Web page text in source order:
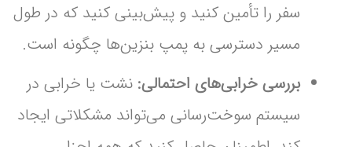
سفر را تأمین کنید و پیش‌بینی کنید که در طول
مسیر دسترسی به پمپ بنزین‌ها چگونه است.
بررسی خرابی‌های احتمالی: نشت یا خرابی در
سیستم سوخت‌رسانی می‌تواند مشکلاتی ایجاد